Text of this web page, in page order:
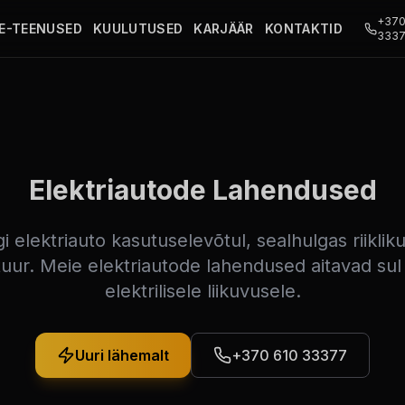
TEENUSED KUULUTUSED KARJÄÄR KONTAKTID
Elektriautode Lahendused
elektriauto kasutuselevõtul, sealhulgas
Meie elektriautode lahendused aitavad
elektrilisele liikuvusele.
Uuri lähemalt +370 610 33377